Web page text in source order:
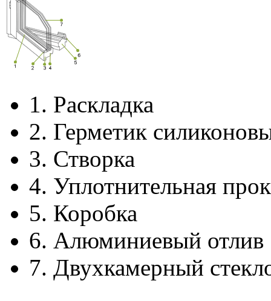
1. Раскладка
2. Герметик
3. Створка
4. Уплотнительная
5. Коробка
6. Алюминиевый отлив
7. Двухкамерный